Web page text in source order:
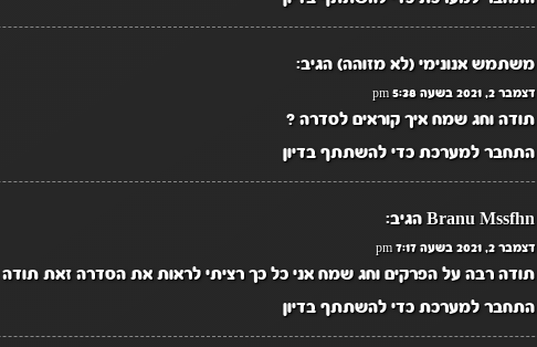
משתמש אנונימי (לא מזוהה) הגיב:
דצמבר 2, 2021 בשעה 5:38 pm
תודה וחג שמח איך קוראים לסדרה ?
התחבר למערכת כדי להשתתף בדיון
Branu Mssfhn הגיב:
דצמבר 2, 2021 בשעה 7:17 pm
תודה רבה על הפרקים וחג שמח אני כל כך רציתי לראות את הסדרה זאת תודה
התחבר למערכת כדי להשתתף בדיון